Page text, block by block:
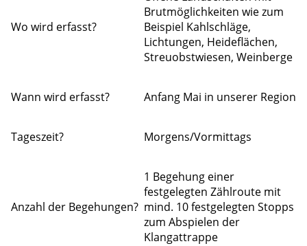
Wo wird erfasst?
Brutmöglichkeiten wie zum
Beispiel Kahlschläge,
Lichtungen, Heideflächen,
Streuobstwiesen, Weinberge
Wann wird erfasst? Anfang Mai in unserer Region
Tageszeit? Morgens/Vormittags
Anzahl der Begehungen?
1 Begehung einer
festgelegten Zählroute mit
mind. 10 festgelegten Stopps
zum Abspielen der
Klangattrappe